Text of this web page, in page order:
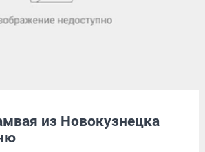
из Новокузнецка